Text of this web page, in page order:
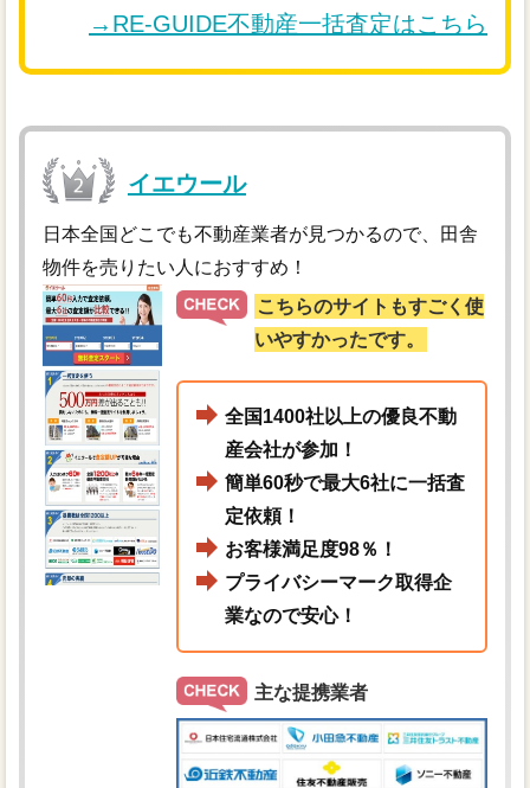
→RE-GUIDE不動産一括査定はこちら
イエウール
日本全国どこでも不動産業者が見つかるので、田舎
物件を売りたい人におすすめ！
こちらのサイトもすごく使
いやすかったです。
全国1400社以上の優良不動
産会社が参加！
簡単60秒で最大6社に一括査
定依頼！
お客様満足度98％！
プライバシーマーク取得企
業なので安心！
主な提携業者